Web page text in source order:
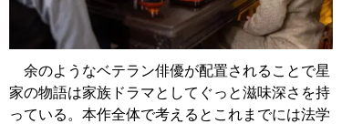
余のようなベテラン俳優が配置されることで星
家の物語は家族ドラマとしてぐっと滋味深さを持
っている。本作全体で考えるとこれまでには法学